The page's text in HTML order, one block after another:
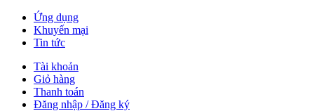
Ứng dụng
Khuyến mại
Tin tức
Tài khoản
Giỏ hàng
Thanh toán
Đăng nhập / Đăng ký